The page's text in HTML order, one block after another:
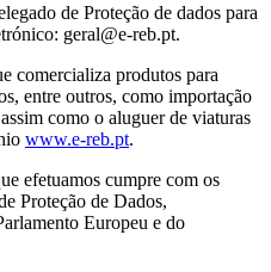
de Proteção de dados para
geral@e-reb.pt.
comercializa produtos para
entre outros, como importação
como o aluguer de viaturas
www.e-reb.pt.
efetuamos cumpre com os
Proteção de Dados,
Europeu e do